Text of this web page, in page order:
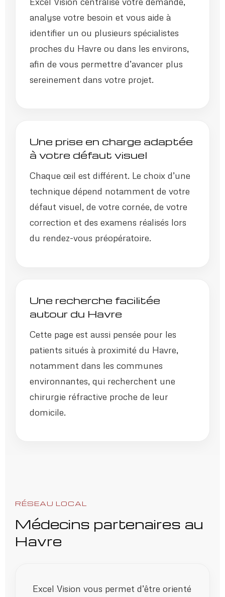
analyse votre besoin et vous aide à
identifier un ou plusieurs spécialistes
proches du Havre ou dans les environs,
afin de vous permettre d’avancer plus
sereinement dans votre projet.
Une prise en charge adaptée
à votre défaut visuel
Chaque œil est différent. Le choix d’une
technique dépend notamment de votre
défaut visuel, de votre cornée, de votre
correction et des examens réalisés lors
du rendez-vous préopératoire.
Une recherche facilitée
autour du Havre
Cette page est aussi pensée pour les
patients situés à proximité du Havre,
notamment dans les communes
environnantes, qui recherchent une
chirurgie réfractive proche de leur
domicile.
RÉSEAU LOCAL
Médecins partenaires au
Havre
Excel Vision vous permet d’être orienté